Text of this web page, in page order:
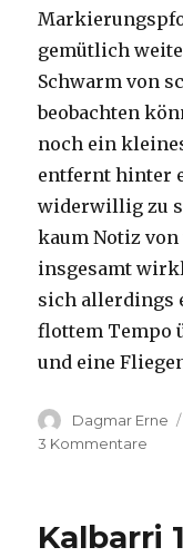
gemütlich
Schwarm von
beobachten
noch ein
entfernt hinter
widerwillig zu
kaum Notiz
insgesamt
sich allerdings
flottem Tempo
und eine
Autor
Dagmar Erne
3 Kommentare
Kalbarri